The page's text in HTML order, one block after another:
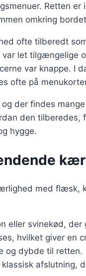
Retten
omkring
ofte tilberedt
let tilgængelige
var knappe.
ofte på
der findes
den
hygge.
med flæsk,
eller svinekød, der
hvilket giver en
og dybde til retten.
afslutning,